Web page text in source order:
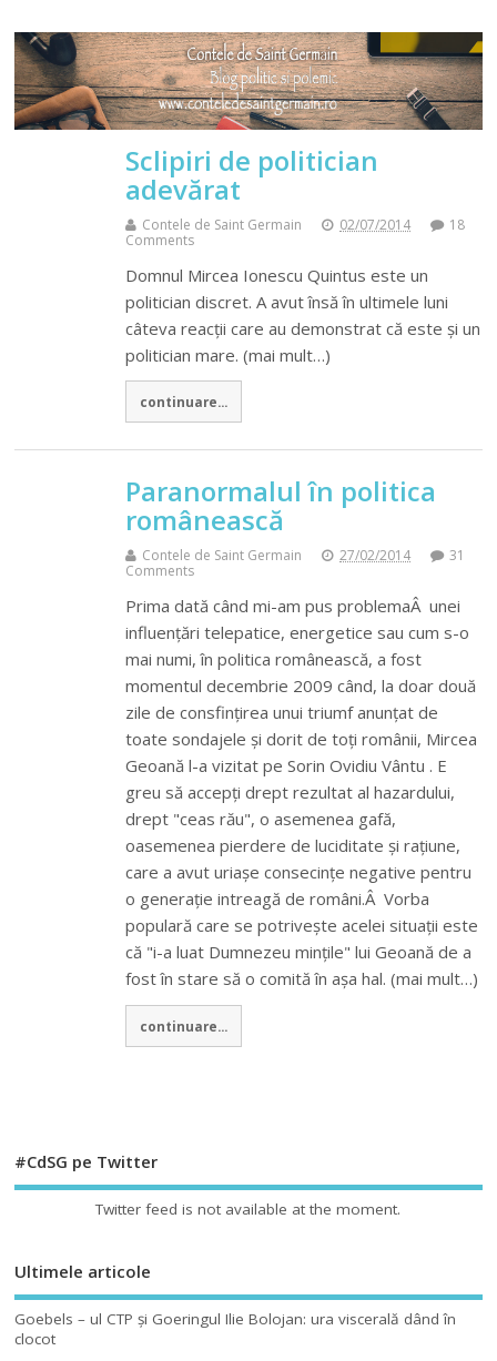
Sclipiri de politician
adevărat
Contele de Saint Germain 02/07/2014
18
Comments
Domnul Mircea Ionescu Quintus este un
politician discret. A avut însă în ultimele luni
câteva reacții care au demonstrat că este și un
politician mare. (mai mult…)
continuare...
Paranormalul în politica
românească
Contele de Saint Germain 27/02/2014
31
Comments
Prima dată când mi-am pus problemaÂ unei
influențări telepatice, energetice sau cum s-o
mai numi, în politica românească, a fost
momentul decembrie 2009 când, la doar două
zile de consfințirea unui triumf anunțat de
toate sondajele și dorit de toți românii, Mircea
Geoană l-a vizitat pe Sorin Ovidiu Vântu . E
greu să accepți drept rezultat al hazardului,
drept "ceas rău", o asemenea gafă,
oasemenea pierdere de luciditate și rațiune,
care a avut uriașe consecințe negative pentru
o generație intreagă de români.Â Vorba
populară care se potrivește acelei situații este
că "i-a luat Dumnezeu mințile" lui Geoană de a
fost în stare să o comită în așa hal. (mai mult…)
continuare...
#CdSG pe Twitter
Twitter feed is not available at the moment.
Ultimele articole
Goebels – ul CTP şi Goeringul Ilie Bolojan: ura viscerală dând în
clocot